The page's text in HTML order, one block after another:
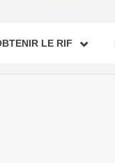
LE RIF